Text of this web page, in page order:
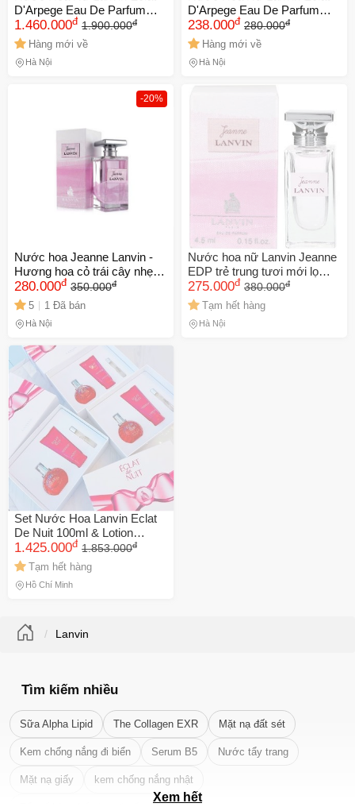
D'Arpege Eau De Parfum
100ml
1.460.000đ 1.900.000đ
Hàng mới về
Hà Nội
D'Arpege Eau De Parfum
10ml
238.000đ 280.000đ
Hàng mới về
Hà Nội
-20%
Nước hoa Jeanne Lanvin -
Hương hoa cỏ trái cây nhẹ
nhàng, tươi mát, nữ tính,
hoàn hảo cho mùa xuân hè -
Chiết 10ml và Full 50ml
280.000đ 350.000đ
5 1 Đã bán
Hà Nội
Nước hoa nữ Lanvin Jeanne
EDP trẻ trung tươi mới lọ
mini
275.000đ 380.000đ
Tạm hết hàng
Hà Nội
Set Nước Hoa Lanvin Eclat
De Nuit 100ml & Lotion
100ml + Chai Nhỏ 7.5ml -
Hương Thơm Quyến Rũ,
Sang Trọng, Quà Tặng Tuyệt
Vời
1.425.000đ 1.853.000đ
Tạm hết hàng
Hồ Chí Minh
Lanvin
Tìm kiếm nhiều
Sữa Alpha Lipid The Collagen EXR Mặt nạ đất sét
Kem chống nắng đi biển Serum B5 Nước tẩy trang
Mặt nạ giấy kem chống nắng nhật
Xem hết